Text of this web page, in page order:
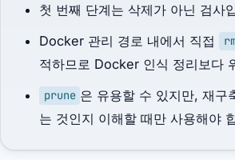
첫 번째 단계는 삭제가 아닌 검사
Docker 관리 경로 내에서 직접
적하므로 Docker 인식 정리보다
prune 은 유용할 수 있지만, 재구
는 것인지 이해할 때만 사용해야